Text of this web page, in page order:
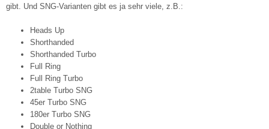
gibt. Und SNG-Varianten gibt es ja sehr viele, z.B.:
Heads Up
Shorthanded
Shorthanded Turbo
Full Ring
Full Ring Turbo
2table Turbo SNG
45er Turbo SNG
180er Turbo SNG
Double or Nothing